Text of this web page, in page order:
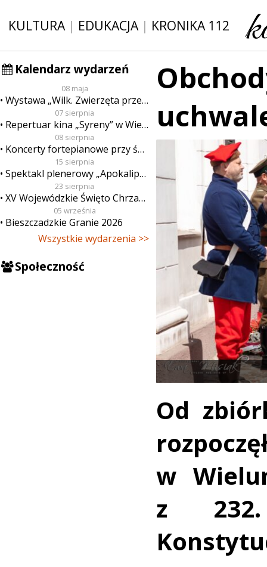
KULTURA| EDUKACJA| KRONIKA 112
Kalendarz wydarzeń
08 maja
Wystawa „Wilk. Zwierzęta przeklęte”
07 sierpnia
Repertuar kina „Syreny” w Wieluniu w dn. od 7 do 13 sierpnia
08 sierpnia
Koncerty fortepianowe przy świecach
15 sierpnia
Spektakl plenerowy „Apokalipsa”
23 sierpnia
XV Wojewódzkie Święto Chrzanu
05 września
Bieszczadzkie Granie 2026
Wszystkie wydarzenia >>
Społeczność
Od
w
z 232.